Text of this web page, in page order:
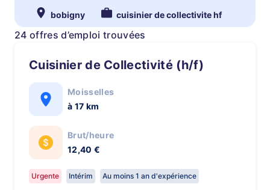
bobigny cuisinier de collectivite hf
24 offres d’emploi trouvées
Cuisinier de Collectivité (h/f)
Moisselles
à 17 km
Brut/heure
12,40 €
Urgente Intérim Au moins 1 an d'expérience